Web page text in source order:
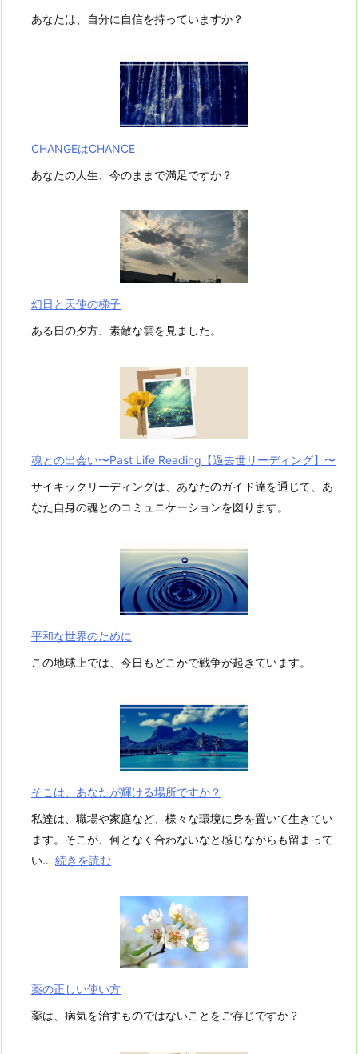
あなたは、自分に自信を持っていますか？
CHANGEはCHANCE
あなたの人生、今のままで満足ですか？
幻日と天使の梯子
ある日の夕方、素敵な雲を見ました。
魂との出会い〜Past Life Reading【過去世リーディング】〜
サイキックリーディングは、あなたのガイド達を通じて、あ
なた自身の魂とのコミュニケーションを図ります。
平和な世界のために
この地球上では、今日もどこかで戦争が起きています。
そこは、あなたが輝ける場所ですか？
私達は、職場や家庭など、様々な環境に身を置いて生きてい
ます。そこが、何となく合わないなと感じながらも留まって
い… 続きを読む
は、
あ
な
た
輝
薬の正しい使い方
薬は、病気を治すものではないことをご存じですか？